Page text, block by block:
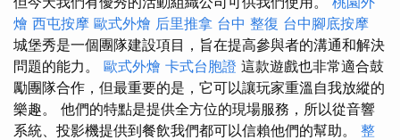
燴 西屯按摩 歐式外燴 后里推拿 台中 整復 台中腳底按摩
城堡秀是一個團隊建設項目，旨在提高參與者的溝通和解決
問題的能力。 歐式外燴 卡式台胞證 這款遊戲也非常適合鼓
勵團隊合作，但最重要的是，它可以讓玩家重溫自我放縱的
樂趣。 他們的特點是提供全方位的現場服務，所以從音響
系統、投影機提供到餐飲我們都可以信賴他們的幫助。 整